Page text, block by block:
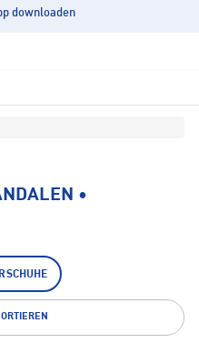
downloaden
•